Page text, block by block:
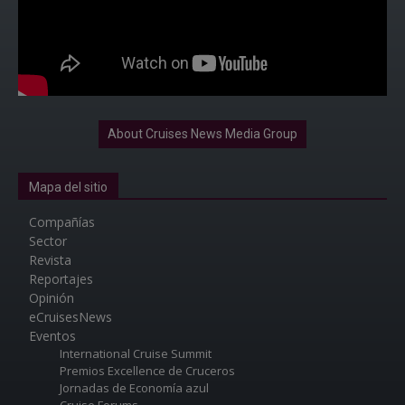
About Cruises News Media Group
Mapa del sitio
Compañías
Sector
Revista
Reportajes
Opinión
eCruisesNews
Eventos
International Cruise Summit
Premios Excellence de Cruceros
Jornadas de Economía azul